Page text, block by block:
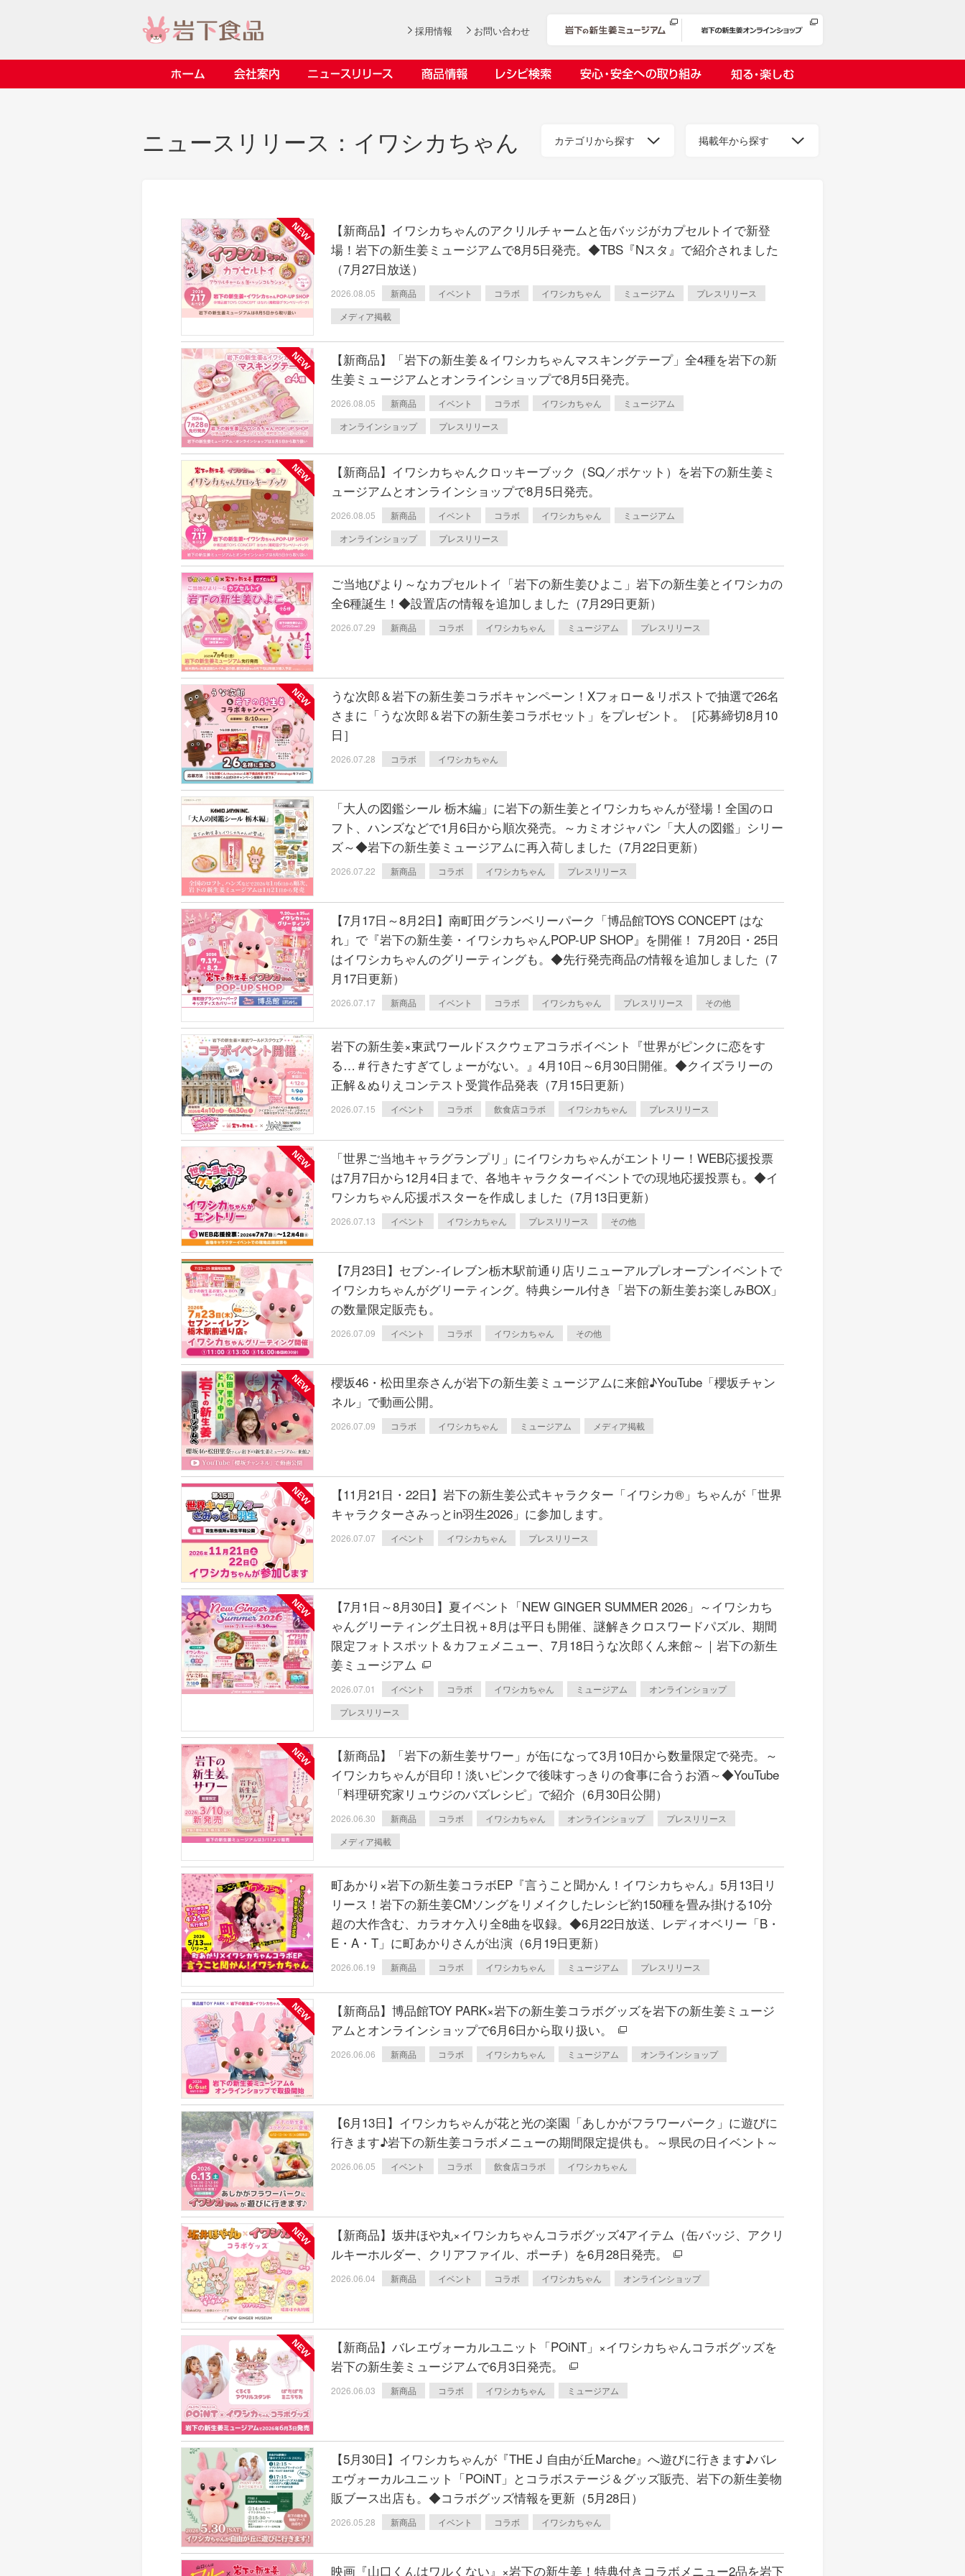
採用情報 お問い合わせ
ごあいさつ 会社概要 沿革
採用情報 本社所在地 いつも新しい物語を 岩下の新生姜
> プレスリリース
> コラボ
> 飲食店コラボ
> ミュージアム
> イワシカちゃん
> オンラインショップ
> メディア掲載
> その他
【7月1日～8月30日】夏イベン
ト「NEW GINGER SUMMER
2026」｜岩下の新生姜ミュー
ジアム
2026.07.01
YouTubeチャンネル「料理研究
家リュウジのバズレシピ」で岩
下の新生姜コラボ動画を公開！
> 岩下の新生姜
> オリーブ
> 梅
> その他
岩下の新生姜 岩下のピリ辛らっきょう オリーチェ（種つき）
> 岩下の新生姜レシピ
> その他のレシピ
社長おすすめ！岩下の新生姜と
豚バラ肉のくるくる巻き～細巻
きバージョン～
岩下の新生姜とちくわのくるく
る巻き
岩下漬け～ピンクの味卵～
畑での取り組み 工場での取り組み お客様との取り組み
岩下の新生姜について 岩下のらっきょうについて
岩下の新生姜ミュージアム
しょうがを食べてお悩み解決 教えて！石原
先生
目指せ！１万ヘッドプロジェクト
岩下の新生姜万年筆インク 書く描くコンテ
スト
岩下の新生姜Sing＆Playコンテスト 第5章
岩下の新生姜 さっぱり＆ヘルシーレシピコ
ニュースリリース： イワシカちゃん カテゴリから探す 掲載年から探す
【新商品】イワシカちゃんのアクリルチャームと缶バッジがカプセルトイで新登
場！岩下の新生姜ミュージアムで8月5日発売。◆TBS『Nスタ』で紹介されました
（7月27日放送）
2026.08.05 新商品 イベント コラボ イワシカちゃん ミュージアム
プレスリリース
メディア掲載
【新商品】「岩下の新生姜＆イワシカちゃんマスキングテープ」全4種を岩下の新
生姜ミュージアムとオンラインショップで8月5日発売。
2026.08.05 新商品 イベント コラボ イワシカちゃん
ミュージアム
オンラインショップ
プレスリリース
【新商品】イワシカちゃんクロッキーブック（SQ／ポケット）を岩下の新生姜ミ
ュージアムとオンラインショップで8月5日発売。
2026.08.05 新商品 イベント コラボ イワシカちゃん
ミュージアム
オンラインショップ
プレスリリース
ご当地ぴより～なカプセルトイ「岩下の新生姜ひよこ」岩下の新生姜とイワシカの
全6種誕生！◆設置店の情報を追加しました（7月29日更新）
2026.07.29 新商品 コラボ イワシカちゃん ミュージアム プレスリリース
うな次郎＆岩下の新生姜コラボキャンペーン！Xフォロー＆リポストで抽選で26名
さまに「うな次郎＆岩下の新生姜コラボセット」をプレゼント。［応募締切8月10
日］
2026.07.28 コラボ イワシカちゃん
「大人の図鑑シール 栃木編」に岩下の新生姜とイワシカちゃんが登場！全国のロ
フト、ハンズなどで1月6日から順次発売。～カミオジャパン「大人の図鑑」シリー
ズ～◆岩下の新生姜ミュージアムに再入荷しました（7月22日更新）
2026.07.22 新商品 コラボ イワシカちゃん プレスリリース
【7月17日～8月2日】南町田グランベリーパーク「博品館TOYS CONCEPT はな
れ」で『岩下の新生姜・イワシカちゃんPOP-UP SHOP』を開催！ 7月20日・25日
はイワシカちゃんのグリーティングも。◆先行発売商品の情報を追加しました（7
月17日更新）
2026.07.17 新商品 イベント コラボ イワシカちゃん プレスリリース その他
岩下の新生姜×東武ワールドスクウェアコラボイベント『世界がピンクに恋をす
る…＃行きたすぎてしょーがない。』4月10日～6月30日開催。◆クイズラリーの
正解＆ぬりえコンテスト受賞作品発表（7月15日更新）
2026.07.15 イベント コラボ 飲食店コラボ イワシカちゃん プレスリリース
「世界ご当地キャラグランプリ」にイワシカちゃんがエントリー！WEB応援投票
は7月7日から12月4日まで、各地キャラクターイベントでの現地応援投票も。◆イ
ワシカちゃん応援ポスターを作成しました（7月13日更新）
2026.07.13 イベント イワシカちゃん プレスリリース その他
【7月23日】セブン‐イレブン栃木駅前通り店リニューアルプレオープンイベントで
イワシカちゃんがグリーティング。特典シール付き「岩下の新生姜お楽しみBOX」
の数量限定販売も。
2026.07.09 イベント コラボ イワシカちゃん その他
櫻坂46・松田里奈さんが岩下の新生姜ミュージアムに来館♪YouTube「櫻坂チャン
ネル」で動画公開。
2026.07.09 コラボ イワシカちゃん ミュージアム メディア掲載
【11月21日・22日】岩下の新生姜公式キャラクター「イワシカ®」ちゃんが「世界
キャラクターさみっとin羽生2026」に参加します。
2026.07.07 イベント イワシカちゃん プレスリリース
【7月1日～8月30日】夏イベント「NEW GINGER SUMMER 2026」～イワシカち
ゃんグリーティング土日祝＋8月は平日も開催、謎解きクロスワードパズル、期間
限定フォトスポット＆カフェメニュー、7月18日うな次郎くん来館～｜岩下の新生
姜ミュージアム
2026.07.01 イベント コラボ イワシカちゃん ミュージアム
オンラインショップ
プレスリリース
【新商品】「岩下の新生姜サワー」が缶になって3月10日から数量限定で発売。～
イワシカちゃんが目印！淡いピンクで後味すっきりの食事に合うお酒～◆YouTube
「料理研究家リュウジのバズレシピ」で紹介（6月30日公開）
2026.06.30 新商品 コラボ イワシカちゃん オンラインショップ
プレスリリース
メディア掲載
町あかり×岩下の新生姜コラボEP『言うこと聞かん！イワシカちゃん』5月13日リ
リース！岩下の新生姜CMソングをリメイクしたレシピ約150種を畳み掛ける10分
超の大作含む、カラオケ入り全8曲を収録。◆6月22日放送、レディオベリー「B・
E・A・T」に町あかりさんが出演（6月19日更新）
2026.06.19 新商品 コラボ イワシカちゃん ミュージアム プレスリリース
【新商品】博品館TOY PARK×岩下の新生姜コラボグッズを岩下の新生姜ミュージ
アムとオンラインショップで6月6日から取り扱い。
2026.06.06 新商品 コラボ イワシカちゃん ミュージアム オンラインショップ
【6月13日】イワシカちゃんが花と光の楽園「あしかがフラワーパーク」に遊びに
行きます♪岩下の新生姜コラボメニューの期間限定提供も。～県民の日イベント～
2026.06.05 イベント コラボ 飲食店コラボ イワシカちゃん
【新商品】坂井ほや丸×イワシカちゃんコラボグッズ4アイテム（缶バッジ、アクリ
ルキーホルダー、クリアファイル、ポーチ）を6月28日発売。
2026.06.04 新商品 イベント コラボ イワシカちゃん オンラインショップ
【新商品】バレエヴォーカルユニット「POiNT」×イワシカちゃんコラボグッズを
岩下の新生姜ミュージアムで6月3日発売。
2026.06.03 新商品 コラボ イワシカちゃん ミュージアム
【5月30日】イワシカちゃんが『THE J 自由が丘Marche』へ遊びに行きます♪バレ
エヴォーカルユニット「POiNT」とコラボステージ＆グッズ販売、岩下の新生姜物
販ブース出店も。◆コラボグッズ情報を更新（5月28日）
2026.05.28 新商品 イベント コラボ イワシカちゃん
映画『山口くんはワルくない』×岩下の新生姜！特典付きコラボメニュー2品を岩下